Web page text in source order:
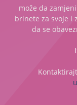
može da
brinete za svoje i
da se